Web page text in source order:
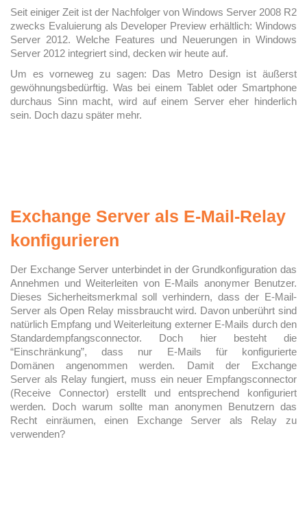
Seit einiger Zeit ist der Nachfolger von Windows Server 2008 R2
zwecks Evaluierung als Developer Preview erhältlich: Windows
Server 2012. Welche Features und Neuerungen in Windows
Server 2012 integriert sind, decken wir heute auf.
Um es vorneweg zu sagen: Das Metro Design ist äußerst
gewöhnungsbedürftig. Was bei einem Tablet oder Smartphone
durchaus Sinn macht, wird auf einem Server eher hinderlich
sein. Doch dazu später mehr.
Exchange Server als E-Mail-Relay
konfigurieren
Der Exchange Server unterbindet in der Grundkonfiguration das
Annehmen und Weiterleiten von E-Mails anonymer Benutzer.
Dieses Sicherheitsmerkmal soll verhindern, dass der E-Mail-
Server als Open Relay missbraucht wird. Davon unberührt sind
natürlich Empfang und Weiterleitung externer E-Mails durch den
Standardempfangsconnector. Doch hier besteht die
“Einschränkung”, dass nur E-Mails für konfigurierte
Domänen angenommen werden. Damit der Exchange
Server als Relay fungiert, muss ein neuer Empfangsconnector
(Receive Connector) erstellt und entsprechend konfiguriert
werden. Doch warum sollte man anonymen Benutzern das
Recht einräumen, einen Exchange Server als Relay zu
verwenden?